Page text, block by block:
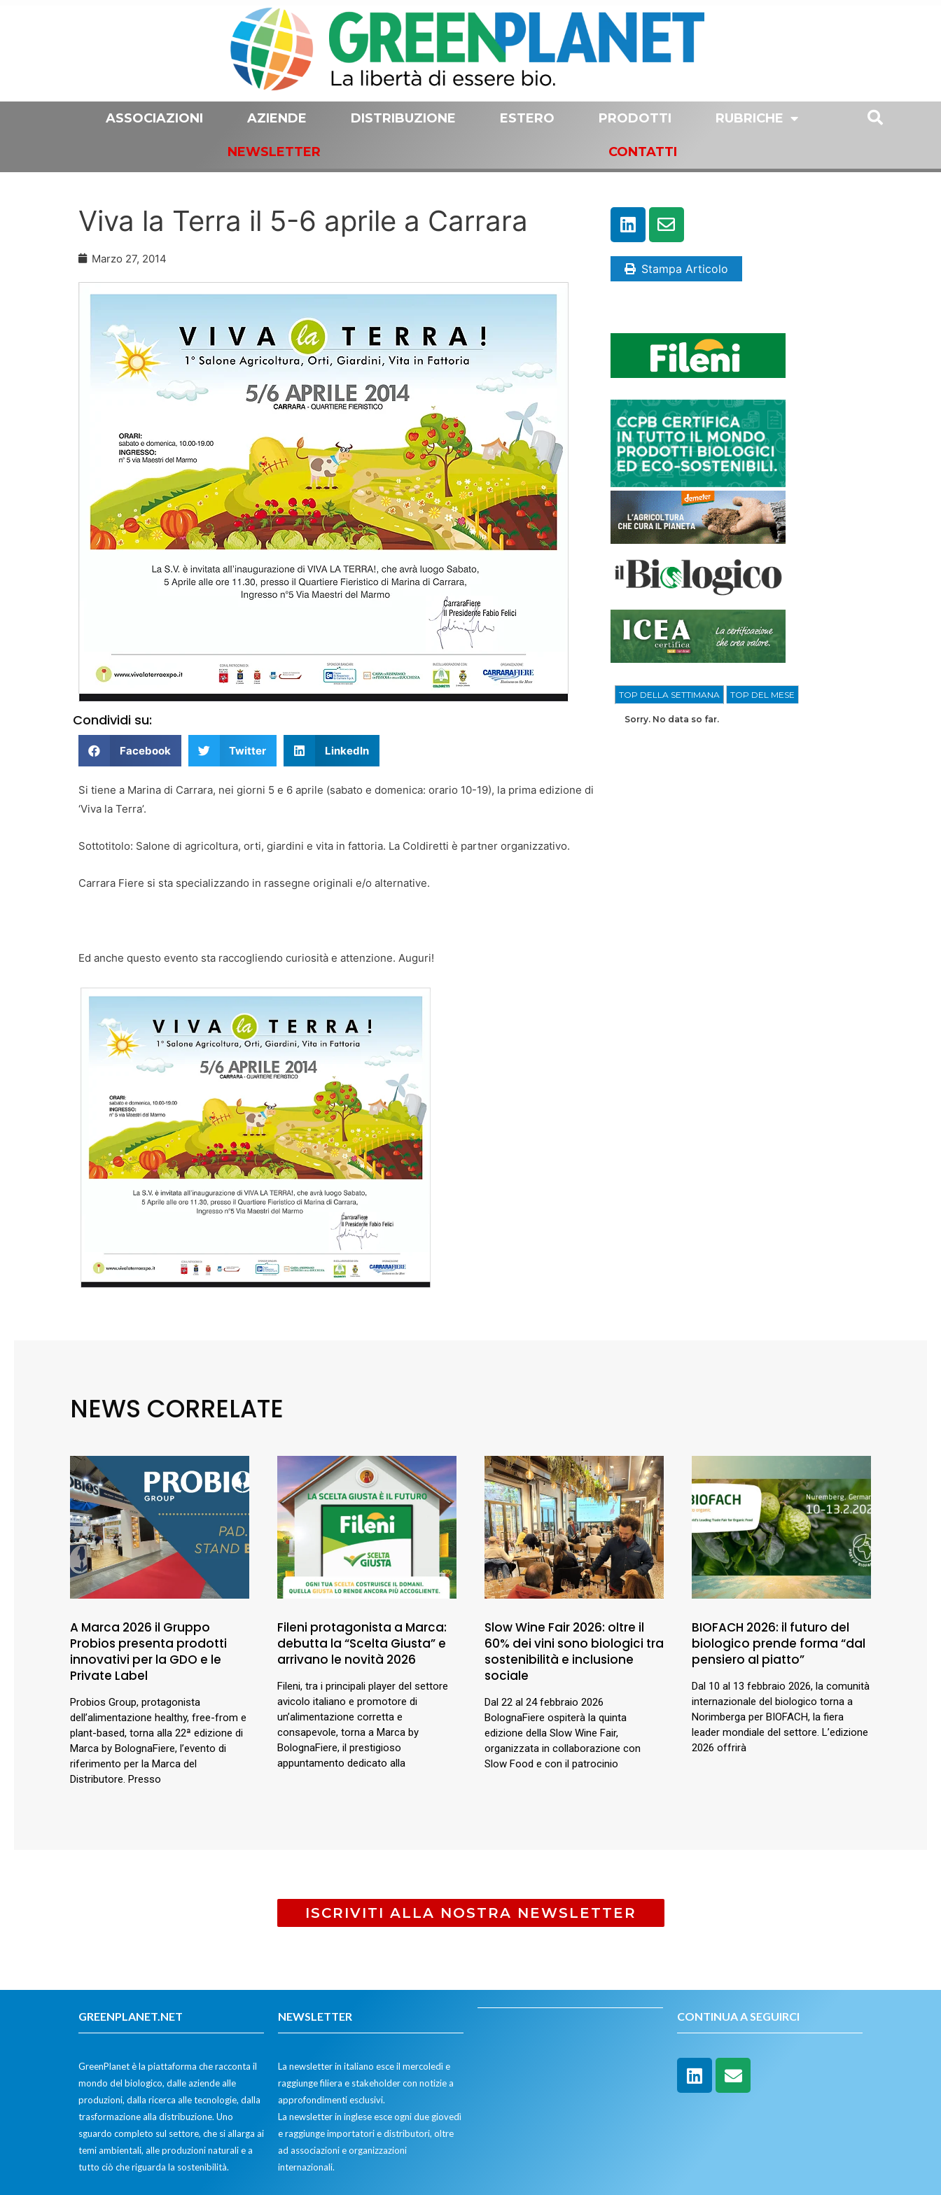
ASSOCIAZIONI AZIENDE DISTRIBUZIONE ESTERO PRODOTTI RUBRICHE
NEWSLETTER CONTATTI
Viva la Terra il 5-6 aprile a Carrara
Marzo 27, 2014
Condividi su:
Facebook Twitter LinkedIn
Si tiene a Marina di Carrara, nei giorni 5 e 6 aprile (sabato e domenica: orario 10-19), la prima edizione di
‘Viva la Terra’.
Sottotitolo: Salone di agricoltura, orti, giardini e vita in fattoria. La Coldiretti è partner organizzativo.
Carrara Fiere si sta specializzando in rassegne originali e/o alternative.
Ed anche questo evento sta raccogliendo curiosità e attenzione. Auguri!
Stampa Articolo
TOP DELLA SETTIMANA TOP DEL MESE
Sorry. No data so far.
NEWS CORRELATE
A Marca 2026 il Gruppo
Probios presenta prodotti
innovativi per la GDO e le
Private Label
Probios Group, protagonista
dell’alimentazione healthy, free-from e
plant-based, torna alla 22ª edizione di
Marca by BolognaFiere, l’evento di
riferimento per la Marca del
Distributore. Presso
Fileni protagonista a Marca:
debutta la “Scelta Giusta” e
arrivano le novità 2026
Fileni, tra i principali player del settore
avicolo italiano e promotore di
un’alimentazione corretta e
consapevole, torna a Marca by
BolognaFiere, il prestigioso
appuntamento dedicato alla
Slow Wine Fair 2026: oltre il
60% dei vini sono biologici tra
sostenibilità e inclusione
sociale
Dal 22 al 24 febbraio 2026
BolognaFiere ospiterà la quinta
edizione della Slow Wine Fair,
organizzata in collaborazione con
Slow Food e con il patrocinio
BIOFACH 2026: il futuro del
biologico prende forma “dal
pensiero al piatto”
Dal 10 al 13 febbraio 2026, la comunità
internazionale del biologico torna a
Norimberga per BIOFACH, la fiera
leader mondiale del settore. L’edizione
2026 offrirà
ISCRIVITI ALLA NOSTRA NEWSLETTER
GREENPLANET.NET
GreenPlanet è la piattaforma che racconta il
mondo del biologico, dalle aziende alle
produzioni, dalla ricerca alle tecnologie, dalla
trasformazione alla distribuzione. Uno
sguardo completo sul settore, che si allarga ai
temi ambientali, alle produzioni naturali e a
tutto ciò che riguarda la sostenibilità.
NEWSLETTER
La newsletter in italiano esce il mercoledì e
raggiunge filiera e stakeholder con notizie a
approfondimenti esclusivi.
La newsletter in inglese esce ogni due giovedì
e raggiunge importatori e distributori, oltre
ad associazioni e organizzazioni
internazionali.
CONTINUA A SEGUIRCI